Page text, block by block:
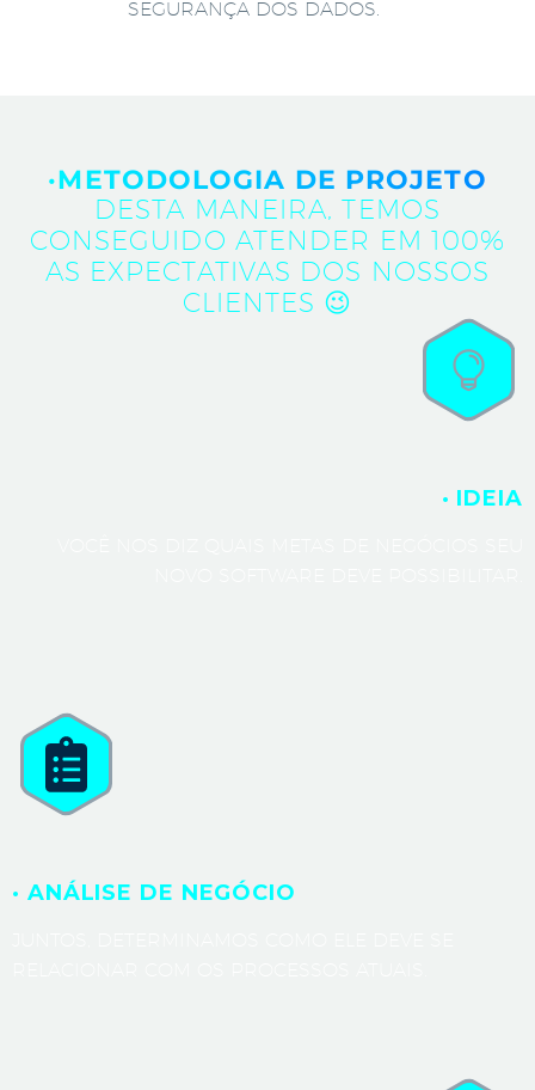
SEGURANÇA DOS DADOS.
·METODOLOGIA DE PROJETO
DESTA MANEIRA, TEMOS
CONSEGUIDO ATENDER EM 100%
AS EXPECTATIVAS DOS NOSSOS
CLIENTES 😉
· IDEIA
· ANÁLISE DE NEGÓCIO